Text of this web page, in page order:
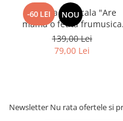
-60 LEI NOU
Papusa Muzicala "Are
mama o fetita frumusica
foc"
139,00 Lei
79,00 Lei
Newsletter Nu rata ofertele si